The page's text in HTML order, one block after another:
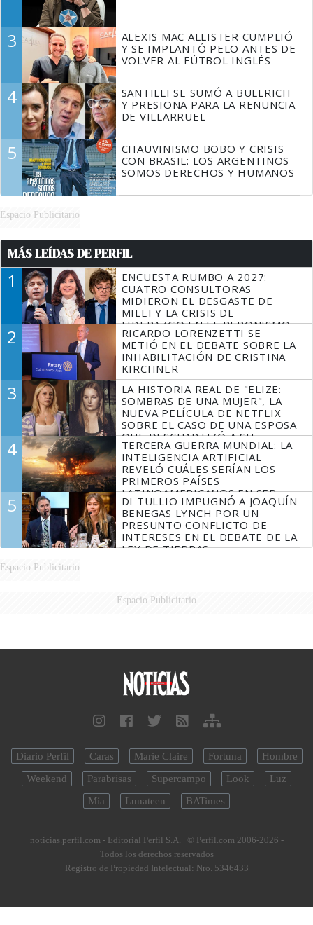
3
ALEXIS MAC ALLISTER CUMPLIÓ
Y SE IMPLANTÓ PELO ANTES DE
VOLVER AL FÚTBOL INGLÉS
4
SANTILLI SE SUMÓ A BULLRICH
Y PRESIONA PARA LA RENUNCIA
DE VILLARRUEL
5
CHAUVINISMO BOBO Y CRISIS
CON BRASIL: LOS ARGENTINOS
SOMOS DERECHOS Y HUMANOS
Espacio Publicitario
MÁS LEÍDAS DE PERFIL
1
ENCUESTA RUMBO A 2027:
CUATRO CONSULTORAS
MIDIERON EL DESGASTE DE
MILEI Y LA CRISIS DE
LIDERAZGO EN EL PERONISMO
2
RICARDO LORENZETTI SE
METIÓ EN EL DEBATE SOBRE LA
INHABILITACIÓN DE CRISTINA
KIRCHNER
3
LA HISTORIA REAL DE "ELIZE:
SOMBRAS DE UNA MUJER", LA
NUEVA PELÍCULA DE NETFLIX
SOBRE EL CASO DE UNA ESPOSA
QUE DESCUARTIZÓ A SU
MARIDO
4
TERCERA GUERRA MUNDIAL: LA
INTELIGENCIA ARTIFICIAL
REVELÓ CUÁLES SERÍAN LOS
PRIMEROS PAÍSES
LATINOAMERICANOS EN SER
DERROTADOS
5
DI TULLIO IMPUGNÓ A JOAQUÍN
BENEGAS LYNCH POR UN
PRESUNTO CONFLICTO DE
INTERESES EN EL DEBATE DE LA
LEY DE TIERRAS
Espacio Publicitario
Espacio Publicitario
Diario Perfil Caras Marie Claire Fortuna
Hombre
Weekend
Parabrisas Supercampo Look
Luz
Mía
Lunateen BATimes
noticias.perfil.com - Editorial Perfil S.A. | © Perfil.com 2006-2026 -
Todos los derechos reservados
Registro de Propiedad Intelectual: Nro. 5346433